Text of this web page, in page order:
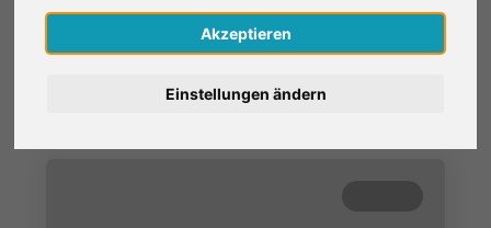
Akzeptieren
Einstellungen ändern
4 - 6 min
Nederlands